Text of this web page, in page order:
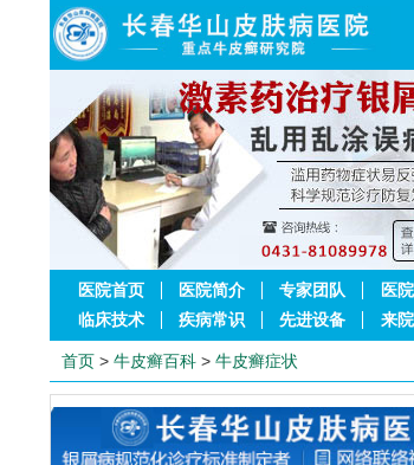
医院首页 医院简介 专家团队
医
临床技术
疾病常识 先进设备 来
首页 > 牛皮癣百科 > 牛皮癣症状